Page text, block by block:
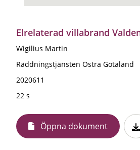
Elrelaterad villabrand
Wigilius Martin
Räddningstjänsten Östra Götaland
2020611
22 s
Öppna dokument